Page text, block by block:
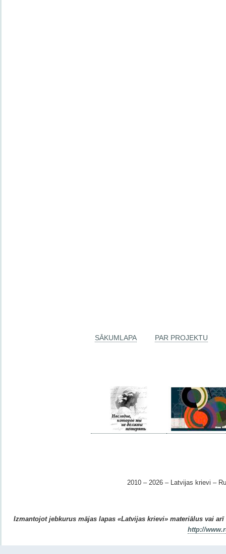
SĀKUMLAPA PAR PROJEKTU
2010 – 2026 – Latvijas krievi –
Izmantojot jebkurus mājas lapas «Latvijas krievi» materiālus vai
http://